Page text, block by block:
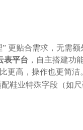
更贴合需求，无需额
表平台 ，自主搭建功
更高，操作也更简洁
鞋业特殊字段（如